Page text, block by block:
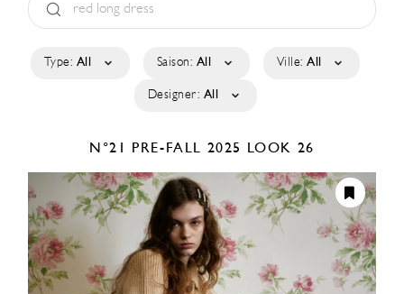
Type: All Saison: All Ville: All
Designer: All
N°21 PRE-FALL 2025 LOOK 26